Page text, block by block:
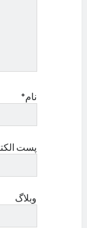
نام*
پست
وبلاگ